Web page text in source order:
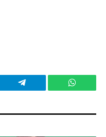
Telegram